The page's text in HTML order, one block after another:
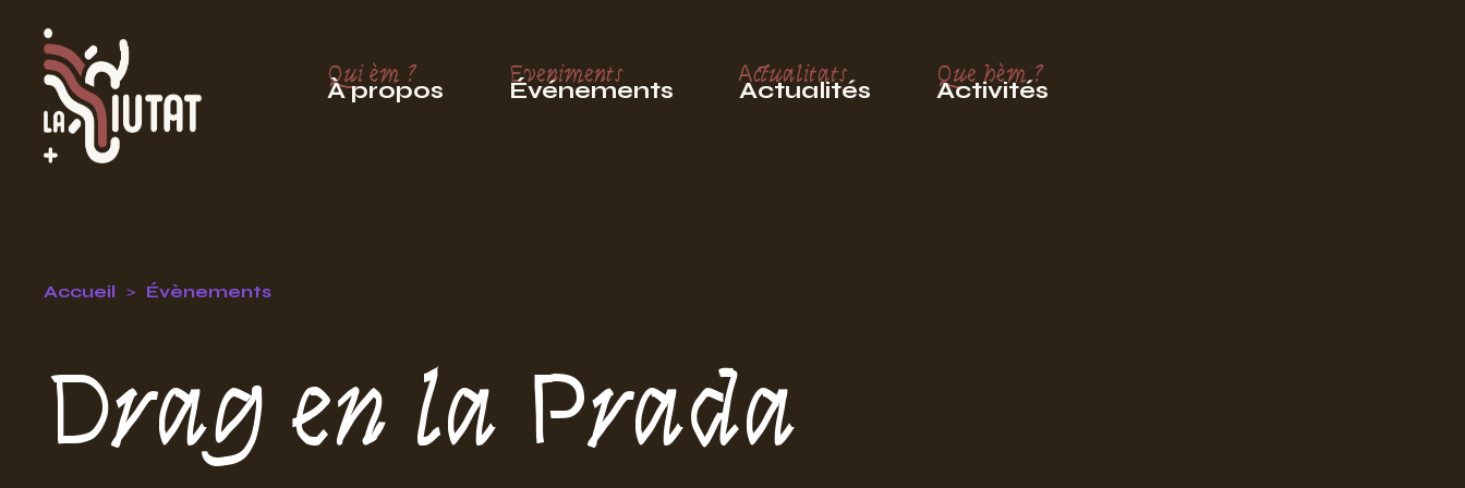
Qui èm ?
À propos
Eveniments
Événements
Actualitats
Actualités
Que hèm ?
Activités
Accueil Évènements
Drag en la Prada